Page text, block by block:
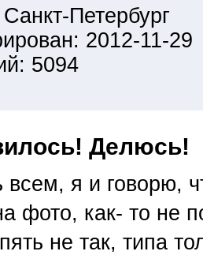
Петербург
2012-11-29
5094
Делюсь!
я и говорю,
фото, как- то не
не так, типа